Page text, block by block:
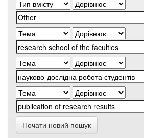
Почати новий пошук